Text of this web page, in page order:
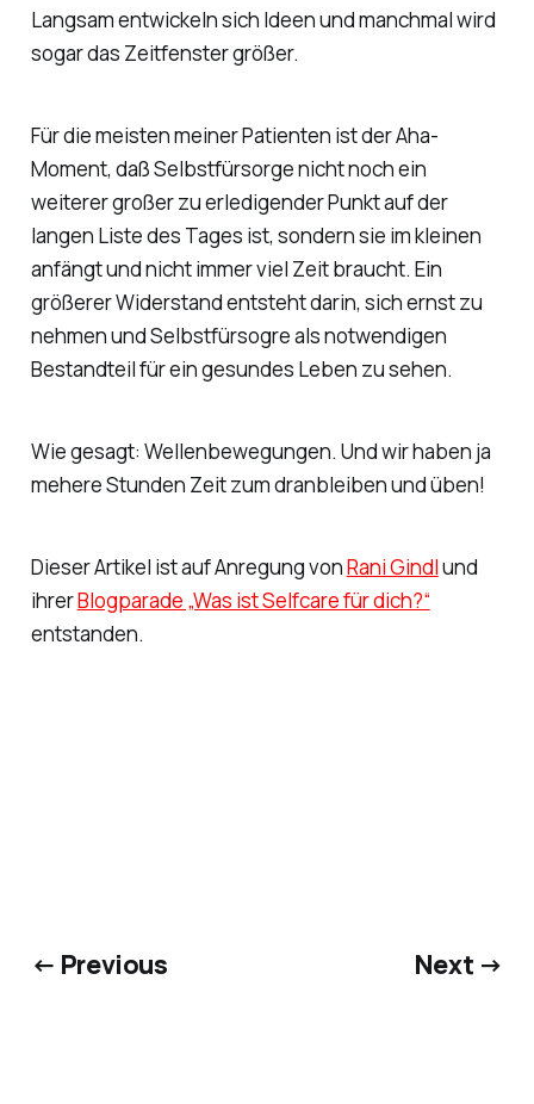
Langsam entwickeln sich Ideen und manchmal wird
sogar das Zeitfenster größer.
Für die meisten meiner Patienten ist der Aha-
Moment, daß Selbstfürsorge nicht noch ein
weiterer großer zu erledigender Punkt auf der
langen Liste des Tages ist, sondern sie im kleinen
anfängt und nicht immer viel Zeit braucht. Ein
größerer Widerstand entsteht darin, sich ernst zu
nehmen und Selbstfürsogre als notwendigen
Bestandteil für ein gesundes Leben zu sehen.
Wie gesagt: Wellenbewegungen. Und wir haben ja
mehere Stunden Zeit zum dranbleiben und üben!
Dieser Artikel ist auf Anregung vonRani Gindlund
ihrerBlogparade „Was ist Selfcare für dich?“
entstanden.
← Previous Next →